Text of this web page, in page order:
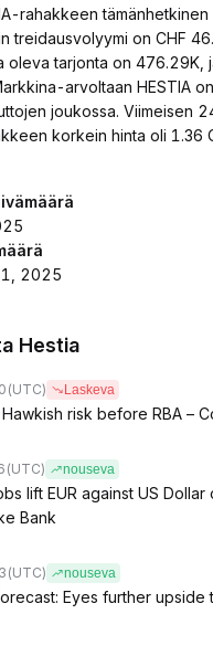
rahakkeen tämänhetkinen
treidausvolyymi on CHF
oleva tarjonta on 476.29K,
arvoltaan HESTIA
joukossa. Viimeisen
korkein hinta oli 1.36
2025
Hestia
(UTC) Laskeva
risk before RBA –
(UTC) nouseva
lift EUR against US Dollar
Bank
(UTC) nouseva
Eyes further upside